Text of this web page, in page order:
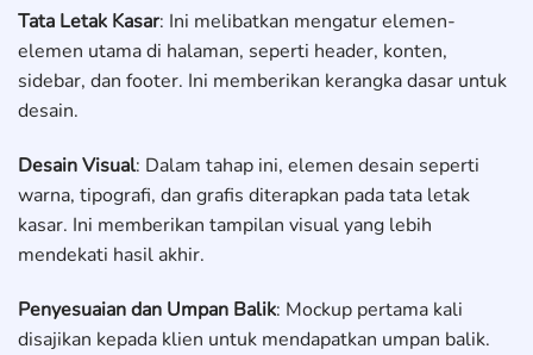
Tata Letak Kasar: Ini melibatkan mengatur elemen-
elemen utama di halaman, seperti header, konten,
sidebar, dan footer. Ini memberikan kerangka dasar untuk
desain.
Desain Visual: Dalam tahap ini, elemen desain seperti
warna, tipografi, dan grafis diterapkan pada tata letak
kasar. Ini memberikan tampilan visual yang lebih
mendekati hasil akhir.
Penyesuaian dan Umpan Balik: Mockup pertama kali
disajikan kepada klien untuk mendapatkan umpan balik.